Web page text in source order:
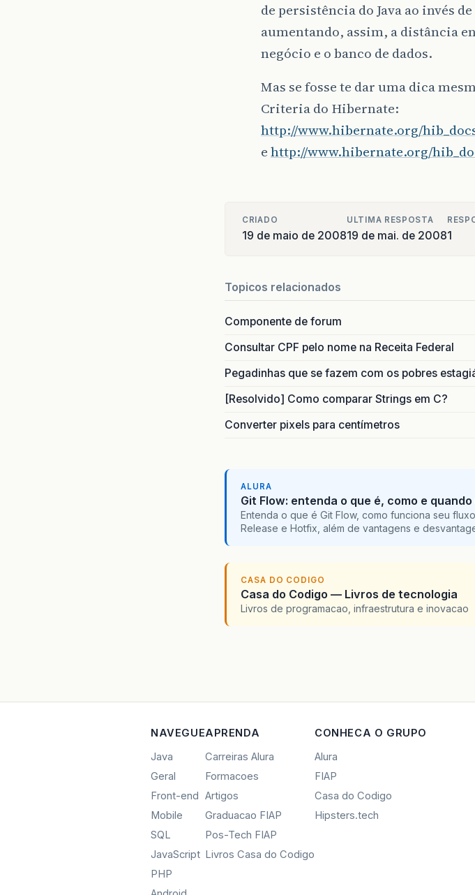
de persistência do Java ao invés
aumentando, assim, a distância
negócio e o banco de dados.
Mas se fosse te dar uma dica
Criteria do Hibernate:
http://www.hibernate.org/
ehttp://www.hibernate.org/
CRIADO
19 de maio de 2008
ULTIMA RESPOSTA
19 de mai. de 20081
Topicos relacionados
Componente de forum
Consultar CPF pelo nome na Receita Federal
Pegadinhas que se fazem com os pobres
[Resolvido] Como comparar Strings em C?
Converter pixels para centímetros
ALURA
Git Flow: entenda o que é, como e
Entenda o que é Git Flow, como funciona seu
Release e Hotfix, além de vantagens e
CASA DO CODIGO
Casa do Codigo — Livros de tecnologia
Livros de programacao, infraestrutura e inovacao
NAVEGUE
Java
Geral
Front-end
Mobile
SQL
JavaScript
PHP
APRENDA
Carreiras Alura
Formacoes
Artigos
Graduacao FIAP
Pos-Tech FIAP
Livros Casa do Codigo
CONHECA O GRUPO
Alura
FIAP
Casa do Codigo
Hipsters.tech